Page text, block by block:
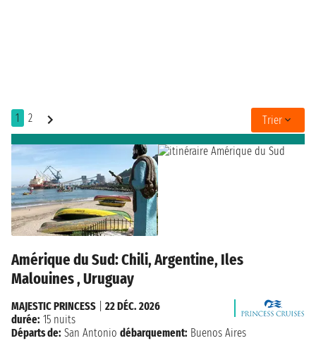
1 2 Trier
Amérique du Sud: Chili, Argentine, Iles
Malouines , Uruguay
MAJESTIC PRINCESS
22 DÉC. 2026
durée: 15 nuits
Départs de: San Antonio débarquement: Buenos Aires